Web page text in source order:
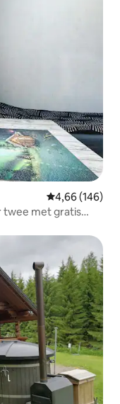
Gemiddelde
4,66 (146)
twee met gratis